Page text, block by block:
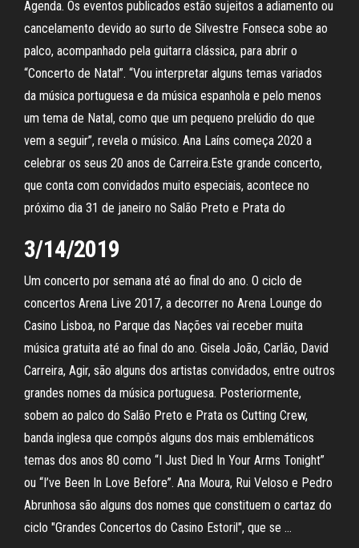
Agenda. Os eventos publicados estão sujeitos a adiamento ou
cancelamento devido ao surto de Silvestre Fonseca sobe ao
palco, acompanhado pela guitarra clássica, para abrir o
“Concerto de Natal”. “Vou interpretar alguns temas variados
da música portuguesa e da música espanhola e pelo menos
um tema de Natal, como que um pequeno prelúdio do que
vem a seguir”, revela o músico. Ana Laíns começa 2020 a
celebrar os seus 20 anos de Carreira.Este grande concerto,
que conta com convidados muito especiais, acontece no
próximo dia 31 de janeiro no Salão Preto e Prata do
3/14/2019
Um concerto por semana até ao final do ano. O ciclo de
concertos Arena Live 2017, a decorrer no Arena Lounge do
Casino Lisboa, no Parque das Nações vai receber muita
música gratuita até ao final do ano. Gisela João, Carlão, David
Carreira, Agir, são alguns dos artistas convidados, entre outros
grandes nomes da música portuguesa. Posteriormente,
sobem ao palco do Salão Preto e Prata os Cutting Crew,
banda inglesa que compôs alguns dos mais emblemáticos
temas dos anos 80 como “I Just Died In Your Arms Tonight”
ou “I’ve Been In Love Before”. Ana Moura, Rui Veloso e Pedro
Abrunhosa são alguns dos nomes que constituem o cartaz do
ciclo "Grandes Concertos do Casino Estoril", que se …